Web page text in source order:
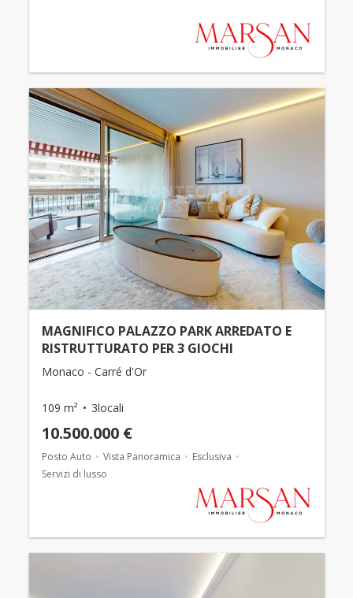
MAGNIFICO PALAZZO PARK ARREDATO E
RISTRUTTURATO PER 3 GIOCHI
Monaco - Carré d'Or
109 m² 3locali
10.500.000 €
Posto Auto Vista Panoramica
Esclusiva
Servizi di lusso